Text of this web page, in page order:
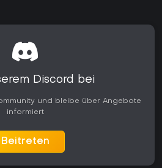
Discord bei
und bleibe über Angebote
informiert
Beitreten